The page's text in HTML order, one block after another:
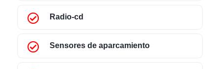
Radio-cd
Sensores de aparcamiento